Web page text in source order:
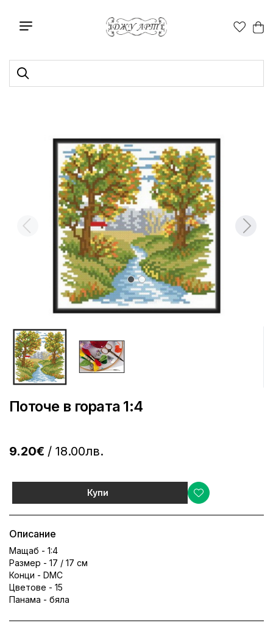
Поточе в гората 1:4
9.20€ / 18.00лв.
Купи
Описание
Мащаб - 1:4
Размер - 17 / 17 см
Конци - DMC
Цветове - 15
Панама - бяла